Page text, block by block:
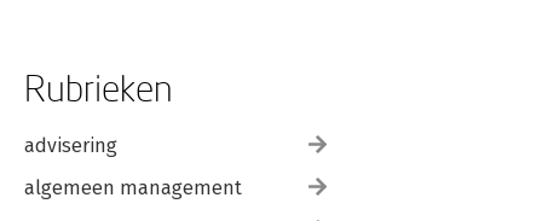
Rubrieken
advisering
algemeen management